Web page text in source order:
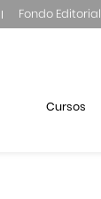
Fondo Editorial
Cursos